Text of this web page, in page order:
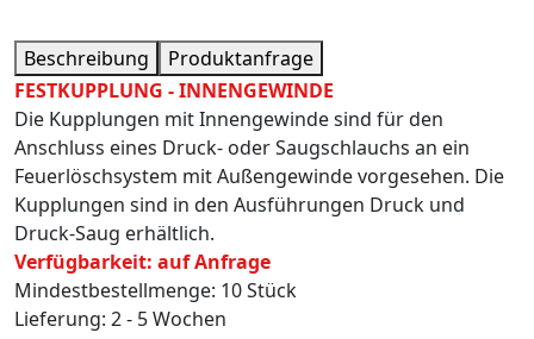
Beschreibung
Produktanfrage
FESTKUPPLUNG - INNENGEWINDE
Die Kupplungen mit Innengewinde sind für den
Anschluss eines Druck- oder Saugschlauchs an ein
Feuerlöschsystem mit Außengewinde vorgesehen. Die
Kupplungen sind in den Ausführungen Druck und
Druck-Saug erhältlich.
Verfügbarkeit: auf Anfrage
Mindestbestellmenge: 10 Stück
Lieferung: 2 - 5 Wochen